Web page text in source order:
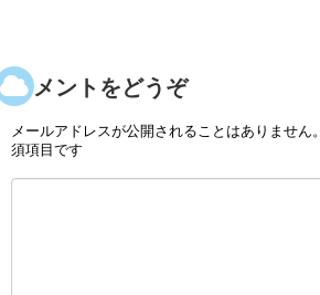
コメントをどうぞ
メールアドレスが公開されることはありません。
須項目です